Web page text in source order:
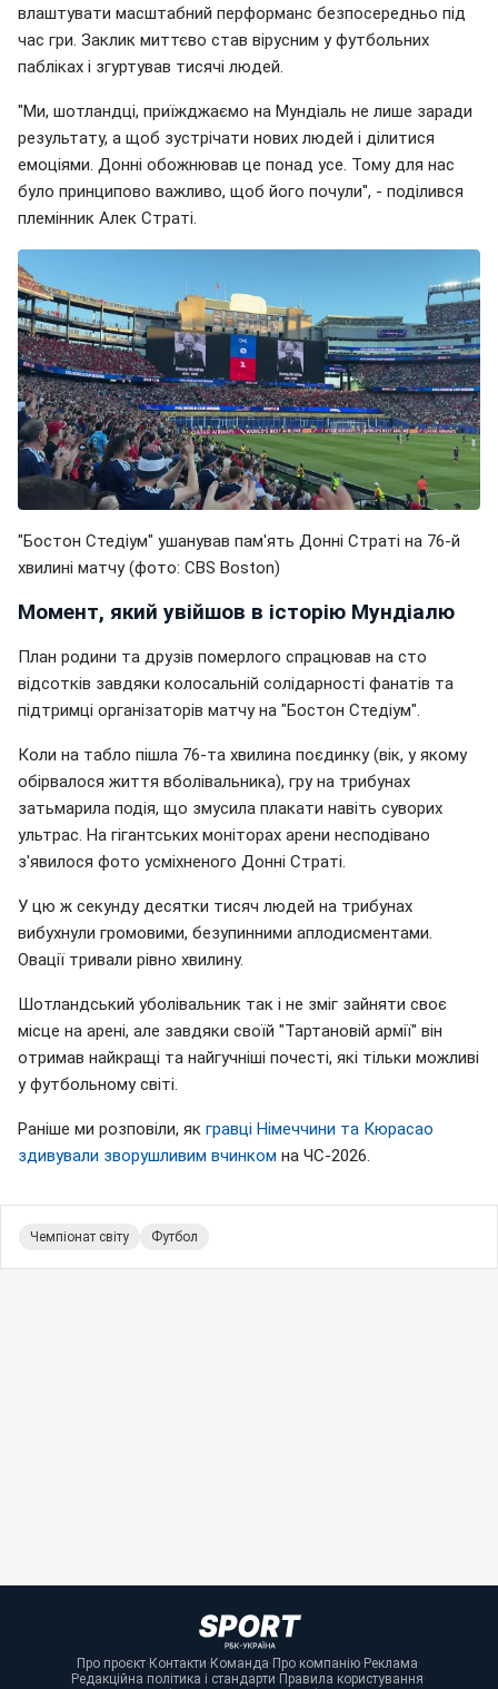
влаштувати масштабний перформанс безпосередньо під
час гри. Заклик миттєво став вірусним у футбольних
пабліках і згуртував тисячі людей.
"Ми, шотландці, приїжджаємо на Мундіаль не лише заради
результату, а щоб зустрічати нових людей і ділитися
емоціями. Донні обожнював це понад усе. Тому для нас
було принципово важливо, щоб його почули", - поділився
племінник Алек Страті.
"Бостон Стедіум" ушанував пам'ять Донні Страті на 76-й
хвилині матчу (фото: CBS Boston)
Момент, який увійшов в історію Мундіалю
План родини та друзів померлого спрацював на сто
відсотків завдяки колосальній солідарності фанатів та
підтримці організаторів матчу на "Бостон Стедіум".
Коли на табло пішла 76-та хвилина поєдинку (вік, у якому
обірвалося життя вболівальника), гру на трибунах
затьмарила подія, що змусила плакати навіть суворих
ультрас. На гігантських моніторах арени несподівано
з'явилося фото усміхненого Донні Страті.
У цю ж секунду десятки тисяч людей на трибунах
вибухнули громовими, безупинними аплодисментами.
Овації тривали рівно хвилину.
Шотландський уболівальник так і не зміг зайняти своє
місце на арені, але завдяки своїй "Тартановій армії" він
отримав найкращі та найгучніші почесті, які тільки можливі
у футбольному світі.
Раніше ми розповіли, як гравці Німеччини та Кюрасао
здивували зворушливим вчинком на ЧС-2026.
Чемпіонат світу Футбол
Про проєкт·Контакти·Команда·Про компанію·Реклама·
Редакційна політика і стандарти·Правила користування·